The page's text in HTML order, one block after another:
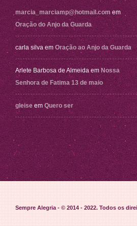
marcia_marciamp@hotmail.com em
Oração do Anjo da Guarda
carla silva em Oração ao Anjo da Guarda
Arlete Barbosa de Almeida em Nossa
Senhora de Fatima 13 de maio
gleise em Quero ser
Sempre Alegria - © 2014 - 2022. Todos os